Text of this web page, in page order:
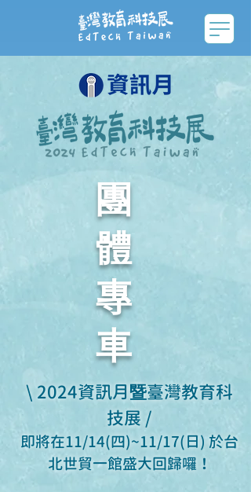
團
體
專
車
\ 2024資訊月暨臺灣教育科
技展 /
即將在11/14(四)~11/17(日) 於台
北世貿一館盛大回歸囉！